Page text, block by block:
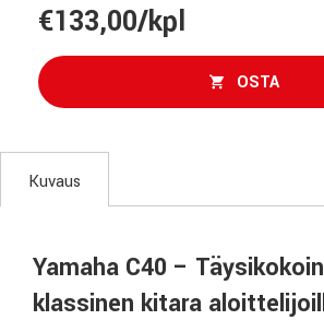
€133,00/kpl
OSTA
Kuvaus
Yamaha C40 –
klassinen kitara